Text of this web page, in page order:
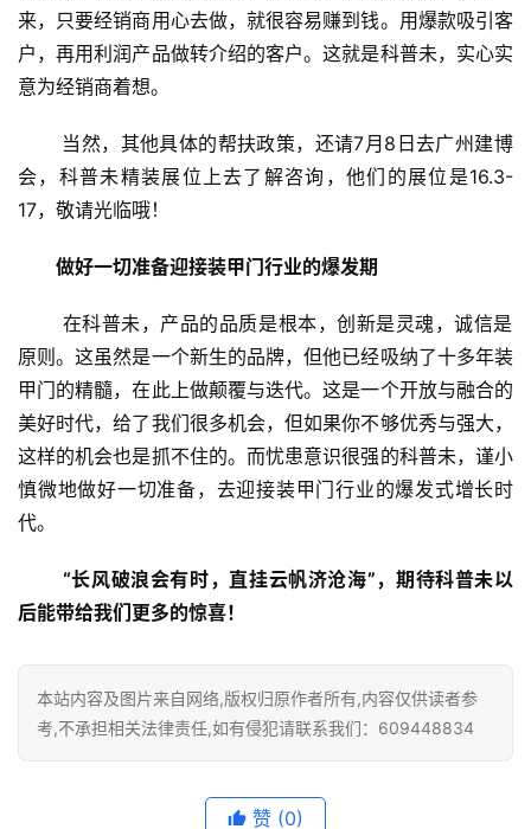
来，只要经销商用心去做，就很容易赚到钱。用爆款吸引客
户，再用利润产品做转介绍的客户。这就是科普未，实心实
意为经销商着想。
会，科普未精装展位上去了解咨询，他们的展位是16.3-
17，敬请光临哦！
做好一切准备迎接装甲门行业的爆发期
原则。这虽然是一个新生的品牌，但他已经吸纳了十多年装
甲门的精髓，在此上做颠覆与迭代。这是一个开放与融合的
美好时代，给了我们很多机会，但如果你不够优秀与强大，
这样的机会也是抓不住的。而忧患意识很强的科普未，谨小
慎微地做好一切准备，去迎接装甲门行业的爆发式增长时
代。
“长风破浪会有时，直挂云帆济沧海”，期待科普未以
后能带给我们更多的惊喜！
本站内容及图片来自网络,版权归原作者所有,内容仅供读者参
考,不承担相关法律责任,如有侵犯请联系我们：609448834
赞 (0)